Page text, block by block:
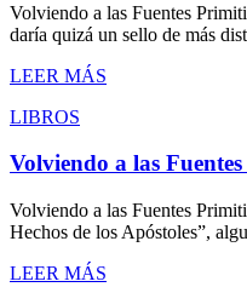
Volviendo a las Fuentes
daría quizá un sello de más
LEER MÁS
LIBROS
Volviendo a las
Volviendo a las Fuentes
Hechos de los Apóstoles”,
LEER MÁS